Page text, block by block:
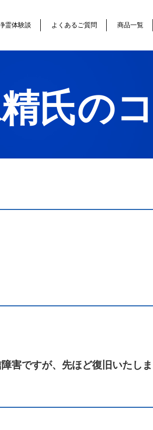
霊体験談 よくあるご質問 商品一覧
氏の
害ですが、先ほど復旧いたしま